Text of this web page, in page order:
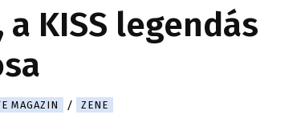
KISS legendás
MAGAZIN ZENE